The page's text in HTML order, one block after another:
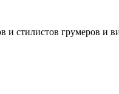
и стилистов грумеров и